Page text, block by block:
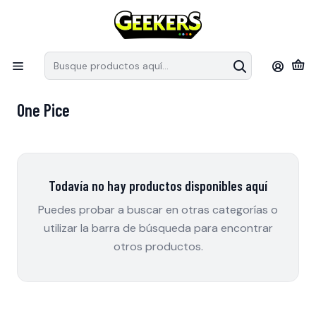
Recuerda que las preventas tiene fechas estimativas de arribo a
Chile, pueden modificar sus fechas de llegada por parte de los
Inicio Coleccionables One Pice
One Pice
Todavía no hay productos disponibles aquí
Puedes probar a buscar en otras categorías o
utilizar la barra de búsqueda para encontrar
otros productos.